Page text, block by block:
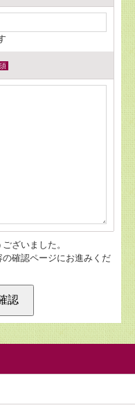
ざいました。
確認ページにお進みくだ